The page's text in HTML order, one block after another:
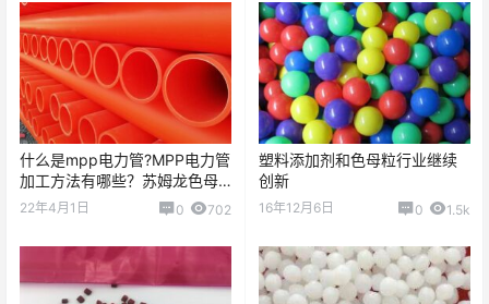
什么是mpp电力管?MPP电力管
加工方法有哪些？苏姆龙色母
粒产出MPP电力管专用色母粒
桔红5029 5030 5031，欢迎
询价。
22年4月1日 0 702
塑料添加剂和色母粒行业继续
创新
16年12月6日 0 1.5k